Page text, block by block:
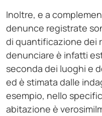
Inoltre, e a
denunce registrate
di quantificazione dei
denunciare è infatti
seconda dei luoghi e
ed è stimata dalle
esempio, nello
abitazione è